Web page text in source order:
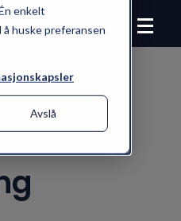
enkelt
huske preferansen
Avslå